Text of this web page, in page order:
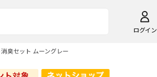
ログイン
臭セット ムーングレー